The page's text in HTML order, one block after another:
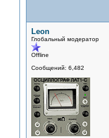
Leon
Глобальный модератор
Offline
Сообщений: 6,482